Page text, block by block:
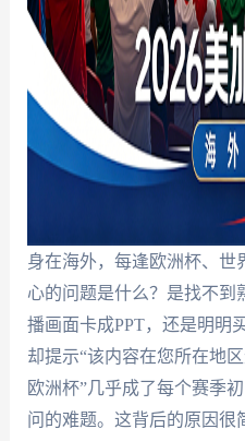
身在海外，每逢欧洲杯、世
心的问题是什么？是找不到
播画面卡成PPT，还是明明
却提示“该内容在您所在地
欧洲杯”几乎成了每个赛季
问的难题。这背后的原因很